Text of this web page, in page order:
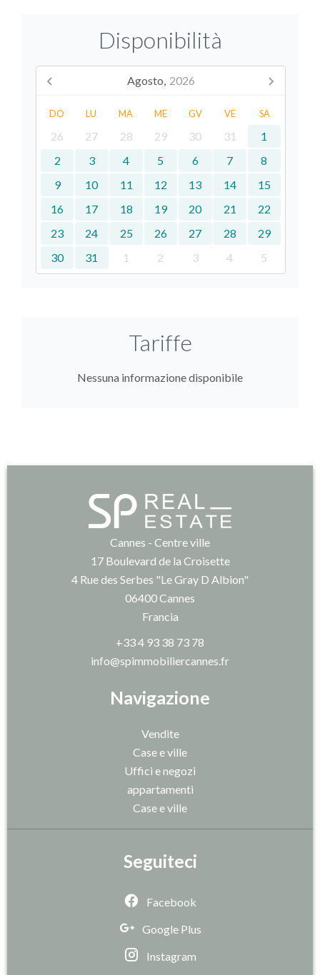
Disponibilità
Agosto, 2026
DO LU MA ME GV VE SA
26 27 28 29 30 31
1
2
3 4 5 6 7
8
9
10 11 12 13 14
15
16
17 18 19 20 21
22
23
24 25 26 27 28
29
30
31 1 2 3 4 5
Tariffe
Nessuna informazione disponibile
Navigazione
Vendite
Case e ville
Uffici e negozi
appartamenti
Case e ville
Cannes - Centre ville
17 Boulevard de la Croisette
4 Rue des Serbes "Le Gray D Albion"
06400Cannes
Francia
+33 4 93 38 73 78
info@spimmobiliercannes.fr
Seguiteci
Facebook
Google Plus
Instagram